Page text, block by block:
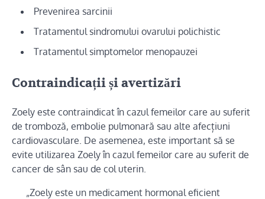
Prevenirea sarcinii
Tratamentul sindromului ovarului polichistic
Tratamentul simptomelor menopauzei
Contraindicații și avertizări
Zoely este contraindicat în cazul femeilor care au suferit
de tromboză, embolie pulmonară sau alte afecțiuni
cardiovasculare. De asemenea, este important să se
evite utilizarea Zoely în cazul femeilor care au suferit de
cancer de sân sau de col uterin.
„Zoely este un medicament hormonal eficient